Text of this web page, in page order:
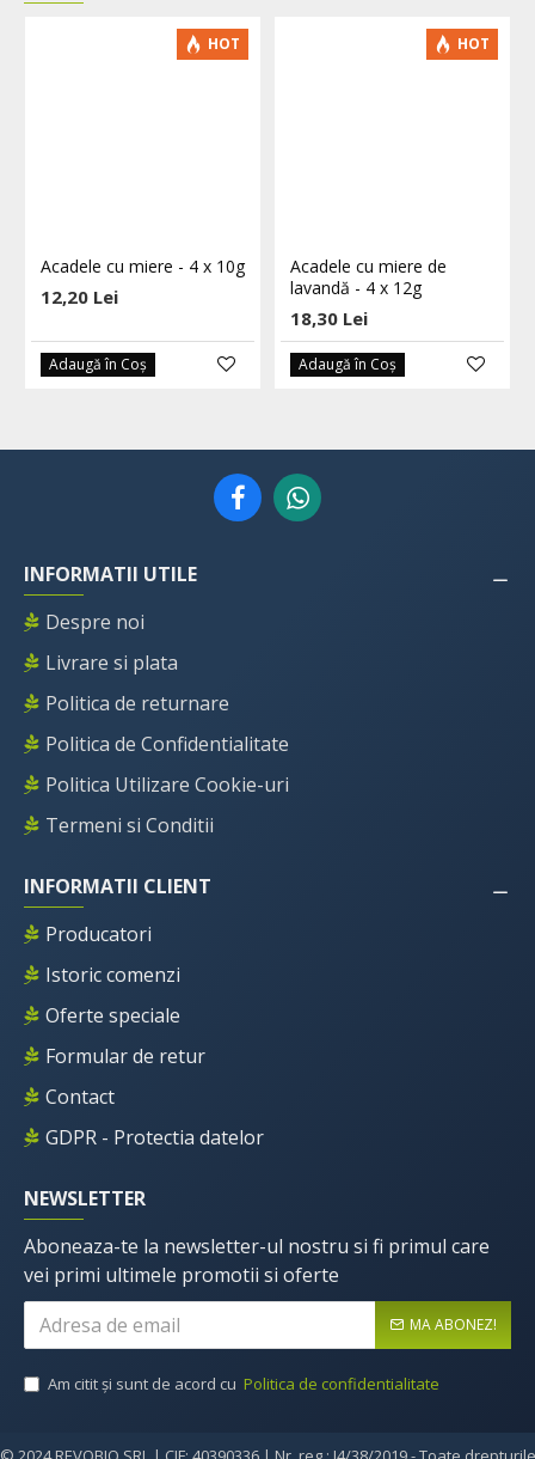
HOT
Acadele cu miere - 4 x 10g
12,20 Lei
Adaugă în Coş
HOT
Acadele cu miere de
lavandă - 4 x 12g
18,30 Lei
Adaugă în Coş
INFORMATII UTILE
Despre noi
Livrare si plata
Politica de returnare
Politica de Confidentialitate
Politica Utilizare Cookie-uri
Termeni si Conditii
INFORMATII CLIENT
Producatori
Istoric comenzi
Oferte speciale
Formular de retur
Contact
GDPR - Protectia datelor
NEWSLETTER
Aboneaza-te la newsletter-ul nostru si fi primul care
vei primi ultimele promotii si oferte
MA ABONEZ!
Am citit şi sunt de acord cu Politica de confidentialitate